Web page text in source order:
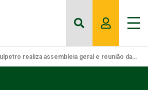
realiza assembleia geral e reunião da Diretoria